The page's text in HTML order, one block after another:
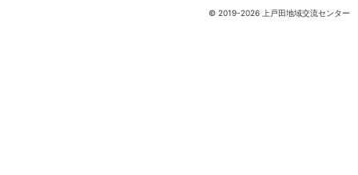
© 2019-2026 上戸田地域交流センター